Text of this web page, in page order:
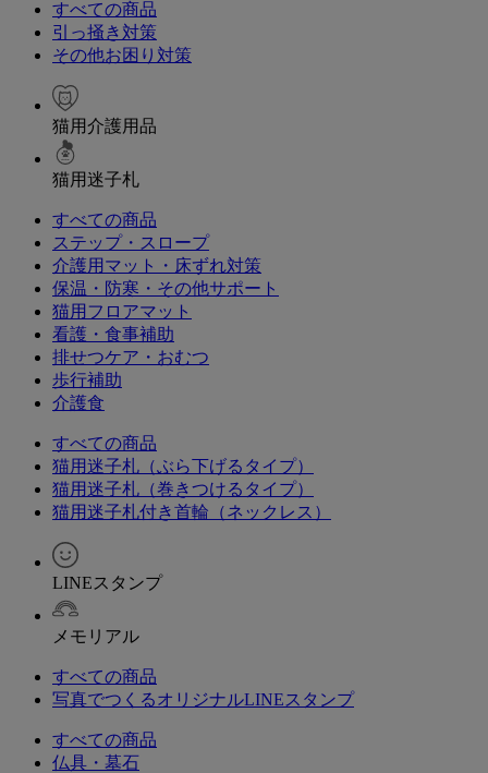
すべての商品
引っ掻き対策
その他お困り対策
猫用介護用品
猫用迷子札
すべての商品
ステップ・スロープ
介護用マット・床ずれ対策
保温・防寒・その他サポート
猫用フロアマット
看護・食事補助
排せつケア・おむつ
歩行補助
介護食
すべての商品
猫用迷子札（ぶら下げるタイプ）
猫用迷子札（巻きつけるタイプ）
猫用迷子札付き首輪（ネックレス）
LINEスタンプ
メモリアル
すべての商品
写真でつくるオリジナルLINEスタンプ
すべての商品
仏具・墓石